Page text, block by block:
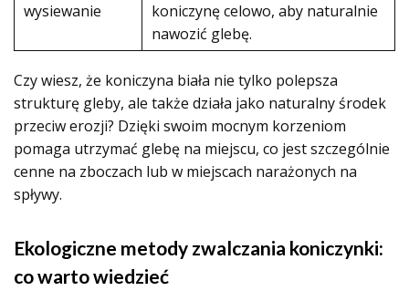
wysiewanie
koniczynę celowo, aby naturalnie
nawozić glebę.
Czy wiesz, że koniczyna biała nie tylko polepsza
strukturę gleby, ale także działa jako naturalny środek
przeciw erozji? Dzięki swoim mocnym korzeniom
pomaga utrzymać glebę na miejscu, co jest szczególnie
cenne na zboczach lub w miejscach narażonych na
spływy.
Ekologiczne metody zwalczania koniczynki:
co warto wiedzieć